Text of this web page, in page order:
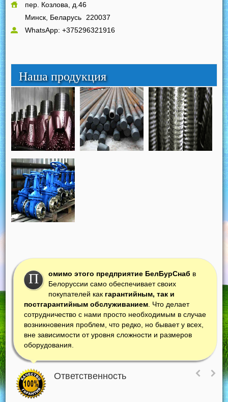
пер. Козлова, д.46
Минск, Беларусь
220037
WhatsApp: +375296321916
Наша продукция
П омимо этого предприятие БелБурСнаб в
Белоруссии само обеспечивает своих
покупателей как гарантийным, так и
постгарантийным обслуживанием . Что делает
сотрудничество с нами просто необходимым в случае
возникновения проблем, что редко, но бывает у всех,
вне зависимости от уровня сложности и размеров
оборудования.
Ответственность